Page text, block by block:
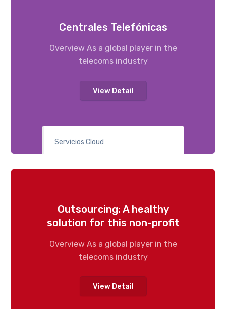
Servicios Cloud
Centrales Telefónicas
Overview As a global player in the
telecoms industry
View Detail
Outsourcing: A healthy
solution for this non-profit
Overview As a global player in the
telecoms industry
View Detail